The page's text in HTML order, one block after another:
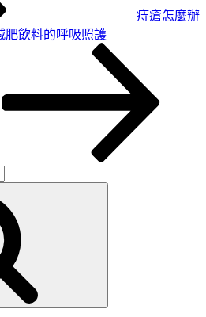
痔瘡怎麼辦
肥飲料的呼吸照護